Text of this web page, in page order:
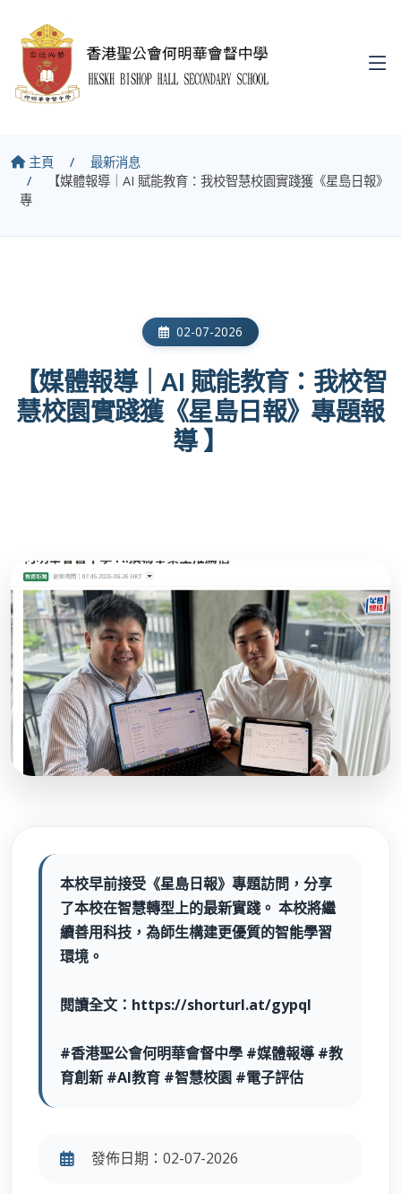
主頁
最新消息
【媒體報導｜AI 賦能教育：我校智慧校園實踐獲《星島日報》
專
02-07-2026
【媒體報導｜AI 賦能教育：我校智
慧校園實踐獲《星島日報》專題報
導 】
本校早前接受《星島日報》專題訪問，分享
了本校在智慧轉型上的最新實踐。 本校將繼
續善用科技，為師生構建更優質的智能學習
環境。
閱讀全文：https://shorturl.at/gypqI
#香港聖公會何明華會督中學 #媒體報導 #教
育創新 #AI教育 #智慧校園 #電子評估
發佈日期：02-07-2026